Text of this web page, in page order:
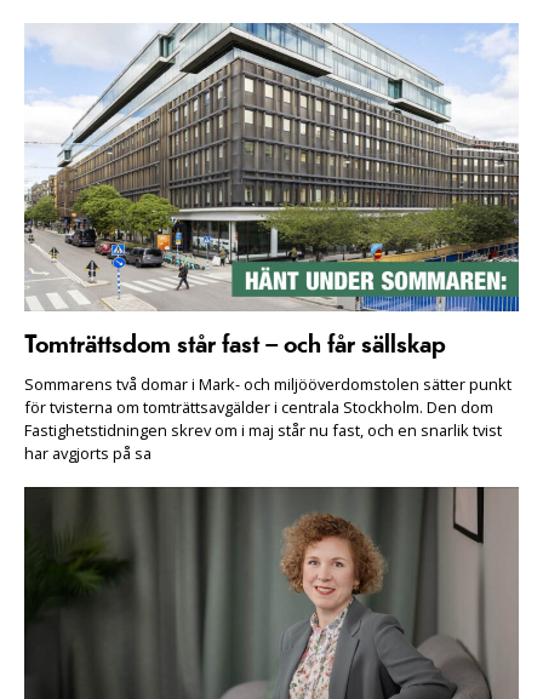
Tomträttsdom står fast – och får sällskap
Sommarens två domar i Mark- och miljööverdomstolen sätter punkt
för tvisterna om tomträttsavgälder i centrala Stockholm. Den dom
Fastighetstidningen skrev om i maj står nu fast, och en snarlik tvist
har avgjorts på sa